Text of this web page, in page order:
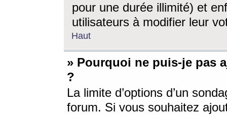
pour une durée illimité) et
utilisateurs à modifier leur
Haut
» Pourquoi ne puis-je pas
?
La limite d’options d’un
forum. Si vous souhaitez